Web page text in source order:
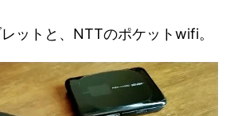
ットと、NTTのポケットwifi。